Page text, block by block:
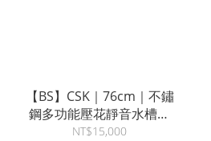
【BS】CSK｜76cm｜不鏽
鋼多功能壓花靜音水槽｜
7644G 鈦灰色
NT$15,000